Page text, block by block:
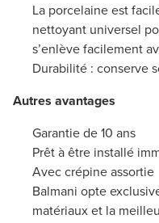
La porcelaine est
nettoyant universel
s’enlève facilement
Durabilité : conserve
Autres avantages
Garantie de 10 ans
Prêt à être installé
Avec crépine assortie
Balmani opte
matériaux et la